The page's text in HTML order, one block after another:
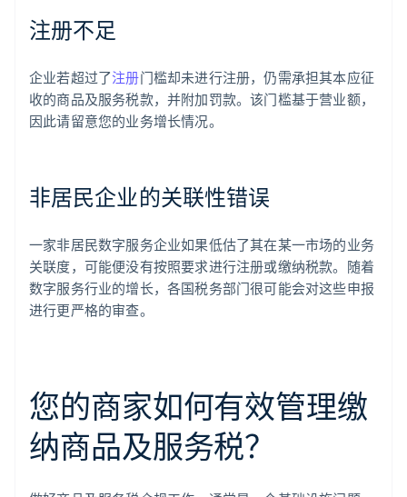
注册不足
企业若超过了注册门槛却未进行注册，仍需承担其本应征
收的商品及服务税款，并附加罚款。该门槛基于营业额，
因此请留意您的业务增长情况。
非居民企业的关联性错误
一家非居民数字服务企业如果低估了其在某一市场的业务
关联度，可能便没有按照要求进行注册或缴纳税款。随着
数字服务行业的增长，各国税务部门很可能会对这些申报
进行更严格的审查。
您的商家如何有效管理缴
纳商品及服务税？